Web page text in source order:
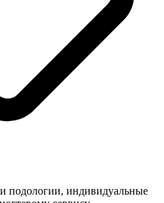
подологии, индивидуальные